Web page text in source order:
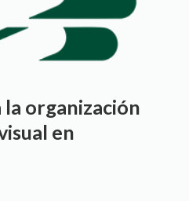
la organización
en